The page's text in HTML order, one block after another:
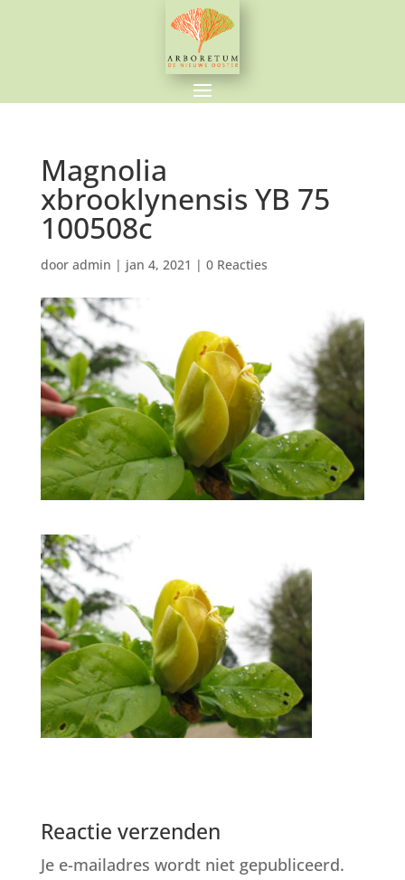
Magnolia
xbrooklynensis YB 75
100508c
door admin | jan 4, 2021 | 0 Reacties
Reactie verzenden
Je e-mailadres wordt niet gepubliceerd.